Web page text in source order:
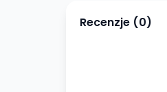
Recenzje (0)